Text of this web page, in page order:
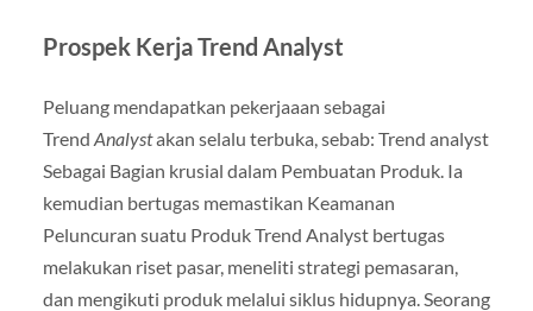
Prospek Kerja Trend Analyst
Peluang mendapatkan pekerjaaan sebagai
Trend Analystakan selalu terbuka, sebab: Trend analyst
Sebagai Bagian krusial dalam Pembuatan Produk. Ia
kemudian bertugas memastikan Keamanan
Peluncuran suatu Produk Trend Analyst bertugas
melakukan riset pasar, meneliti strategi pemasaran,
dan mengikuti produk melalui siklus hidupnya. Seorang